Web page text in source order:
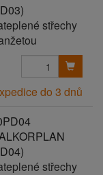
střechy
do 3 dnů
střechy